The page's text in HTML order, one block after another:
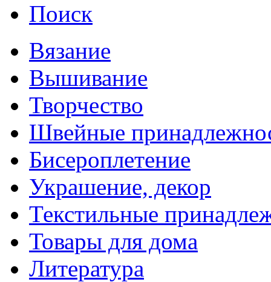
Поиск
Вязание
Вышивание
Творчество
Швейные
Бисероплетение
Украшение, декор
Текстильные
Товары для дома
Литература